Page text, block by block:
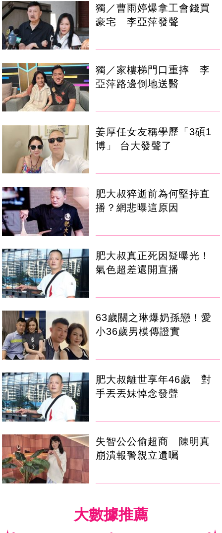
獨／曹雨婷爆拿工會錢買
豪宅 李亞萍發聲
獨／家樓梯門口重摔 李
亞萍路邊倒地送醫
姜厚任女友稱學歷「3碩1
博」 台大發聲了
肥大叔猝逝前為何堅持直
播？網悲曝這原因
肥大叔真正死因疑曝光！
氣色超差還開直播
63歲關之琳爆奶孫戀！愛
小36歲男模傳證實
肥大叔離世享年46歲 對
手丟丟妹悼念發聲
失智公公偷超商 陳明真
崩潰報警親立遺囑
大數據推薦